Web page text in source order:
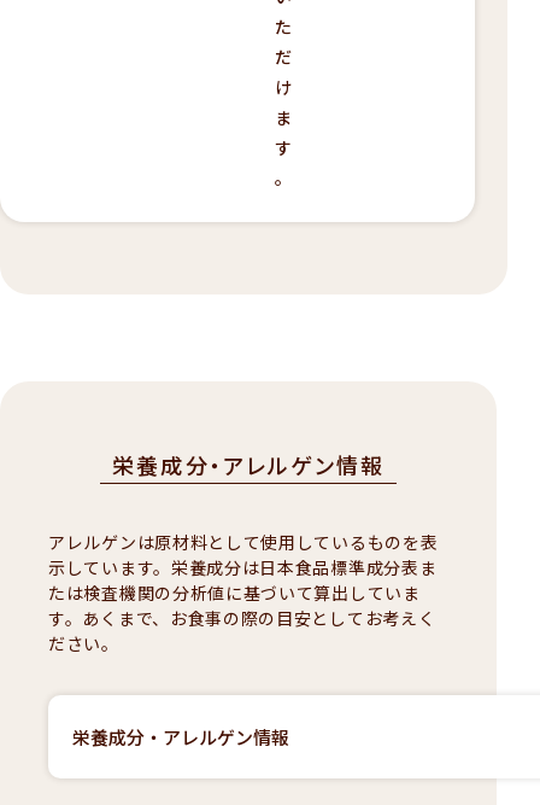
た
だ
け
ま
す
。
栄養成分・アレルゲン情報
アレルゲンは原材料として使用しているものを表
示しています。栄養成分は日本食品標準成分表ま
たは検査機関の分析値に基づいて算出していま
す。あくまで、お食事の際の目安としてお考えく
ださい。
栄養成分・アレルゲン情報